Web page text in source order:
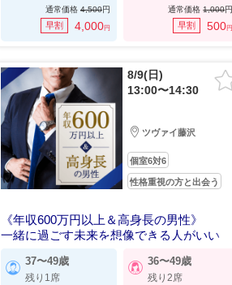
通常価格 4,500円
早割 4,000円
通常価格1,000円
早割 500円
8/9(日)
13:00〜14:30
ツヴァイ藤沢
個室6対6
性格重視の方と出会う
《年収600万円以上＆高身長の男性》
一緒に過ごす未来を想像できる人がいい
37〜49歳
残り1席
36〜49歳
残り2席